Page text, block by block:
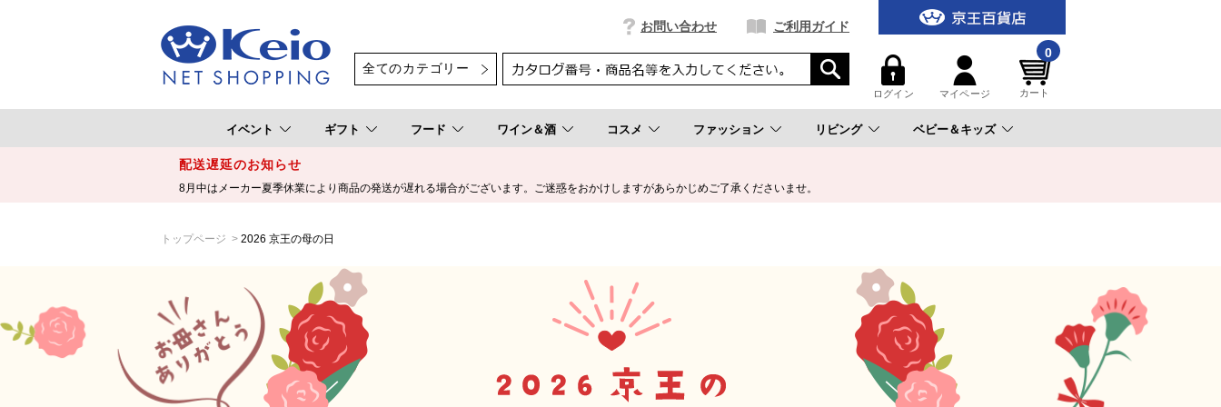
お問い合わせ ご利用ガイド
ログイン マイページ
0
カート
イベント ギフト フード ワイン＆酒 コスメ ファッション リビング ベビー＆キッズ
配送遅延のお知らせ
8月中はメーカー夏季休業により商品の発送が遅れる場合がございます。ご迷惑をおかけしますがあらかじめご了承くださいませ。
トップページ 2026 京王の母の日